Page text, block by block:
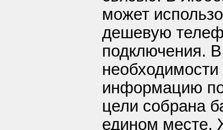
может
дешевую
подключения.
информацию
цели собрана
едином месте.